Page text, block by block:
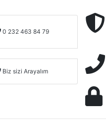
0 232 463 84 79
Biz sizi Arayalım